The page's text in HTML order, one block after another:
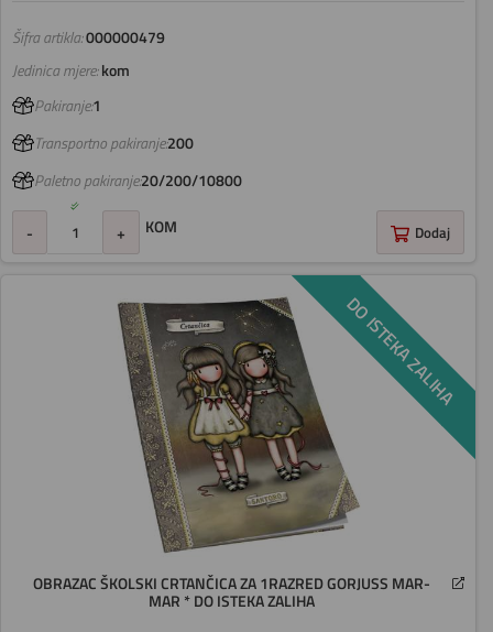
Šifra artikla:000000479
Jedinica mjere:kom
Pakiranje:1
Transportno pakiranje:200
Paletno pakiranje:20/200/10800
- + KOM Dodaj
DO ISTEKA ZALIHA
OBRAZAC ŠKOLSKI CRTANČICA ZA 1RAZRED GORJUSS MAR-
MAR * DO ISTEKA ZALIHA